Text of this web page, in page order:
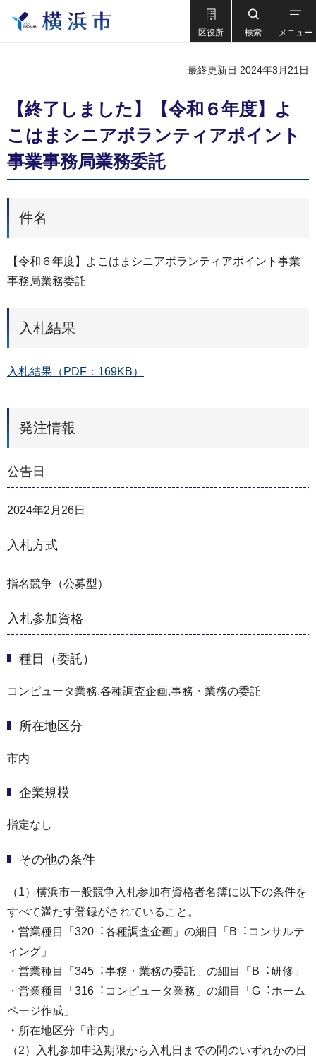
区役所 検索 メニュー
最終更新日 2024年3月21日
【終了しました】【令和６年度】よ
こはまシニアボランティアポイント
事業事務局業務委託
件名
【令和６年度】よこはまシニアボランティアポイント事業
事務局業務委託
入札結果
入札結果（PDF：169KB）
発注情報
公告日
2024年2月26日
入札方式
指名競争（公募型）
入札参加資格
種目（委託）
コンピュータ業務,各種調査企画,事務・業務の委託
所在地区分
市内
企業規模
指定なし
その他の条件
（1）横浜市⼀般競争⼊札参加有資格者名簿に以下の条件を
すべて満たす登録がされていること。
・営業種目「320︓各種調査企画」の細目「B︓コンサルテ
ィング」
・営業種目「345︓事務・業務の委託」の細目「B︓研修」
・営業種目「316︓コンピュータ業務」の細目「G︓ホーム
ページ作成」
・所在地区分「市内」
（2）⼊札参加申込期限から⼊札⽇までの間のいずれかの⽇